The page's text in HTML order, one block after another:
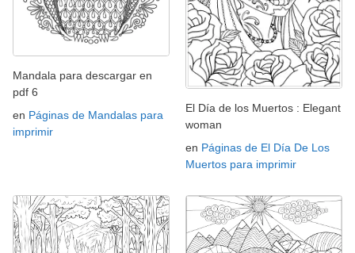
Mandala para descargar en
pdf 6
en Páginas de Mandalas para
imprimir
El Día de los Muertos : Elegant
woman
en Páginas de El Día De Los
Muertos para imprimir